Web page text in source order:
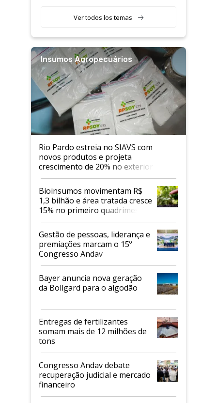
Ver todos los temas
Insumos Agropecuários
Rio Pardo estreia no SIAVS com
novos produtos e projeta
crescimento de 20% no exterior
Bioinsumos movimentam R$
1,3 bilhão e área tratada cresce
15% no primeiro quadrimestre
de 2026
Gestão de pessoas, liderança e
premiações marcam o 15º
Congresso Andav
Bayer anuncia nova geração
da Bollgard para o algodão
Entregas de fertilizantes
somam mais de 12 milhões de
tons
Congresso Andav debate
recuperação judicial e mercado
financeiro